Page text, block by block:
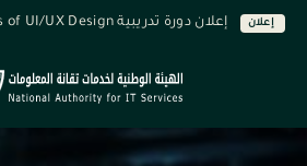
إعلان إعلان دورة تدريبية Fundamentals of UI/UX Design